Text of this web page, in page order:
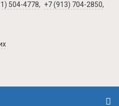
504-4778, +7 (913) 704-2850,